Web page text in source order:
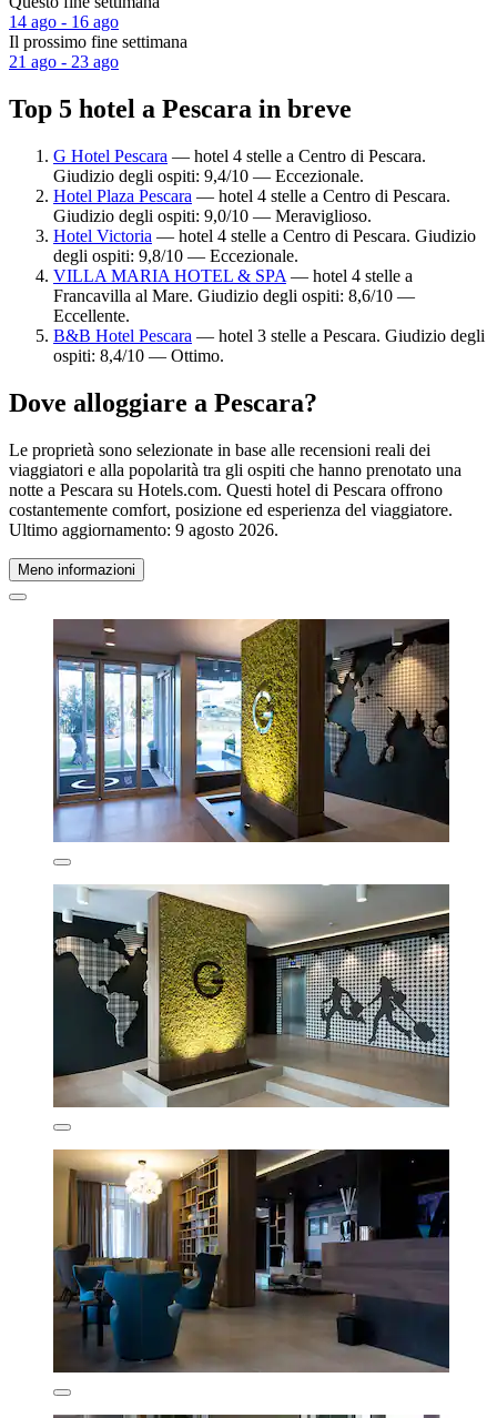
14 ago - 16 ago
Il prossimo fine settimana
21 ago - 23 ago
Top 5 hotel a Pescara in breve
G Hotel Pescara — hotel 4 stelle a Centro di Pescara.
Giudizio degli ospiti: 9,4/10 — Eccezionale.
Hotel Plaza Pescara — hotel 4 stelle a Centro di Pescara.
Giudizio degli ospiti: 9,0/10 — Meraviglioso.
Hotel Victoria — hotel 4 stelle a Centro di Pescara. Giudizio
degli ospiti: 9,8/10 — Eccezionale.
VILLA MARIA HOTEL & SPA — hotel 4 stelle a
Francavilla al Mare. Giudizio degli ospiti: 8,6/10 —
Eccellente.
B&B Hotel Pescara — hotel 3 stelle a Pescara. Giudizio degli
ospiti: 8,4/10 — Ottimo.
Dove alloggiare a Pescara?
Le proprietà sono selezionate in base alle recensioni reali dei
viaggiatori e alla popolarità tra gli ospiti che hanno prenotato una
notte a Pescara su Hotels.com. Questi hotel di Pescara offrono
costantemente comfort, posizione ed esperienza del viaggiatore.
Ultimo aggiornamento: 9 agosto 2026.
Meno informazioni